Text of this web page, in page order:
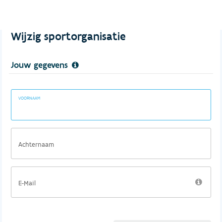
Wijzig sportorganisatie
Jouw gegevens
VOORNAAM
Achternaam
E-Mail